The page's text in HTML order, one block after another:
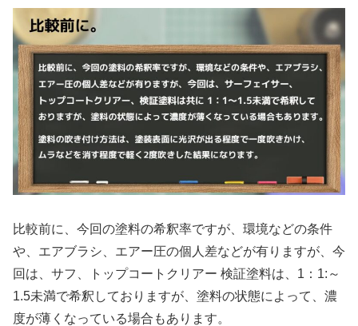
比較前に、今回の塗料の希釈率ですが、環境などの条件
や、エアブラシ、エアー圧の個人差などが有りますが、今
回は、サフ、トップコートクリアー 検証塗料は、1：1:～
1.5未満で希釈しておりますが、塗料の状態によって、濃
度が薄くなっている場合もあります。